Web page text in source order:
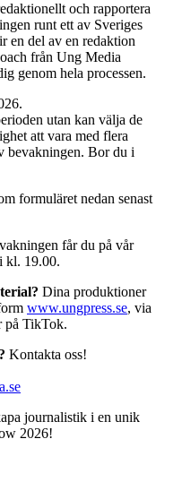
och rapportera
runt ett av Sveriges
en del av en redaktion
från Ung Media
genom hela processen.
utan kan välja de
att vara med flera
bevakningen. Bor du i
formuläret nedan senast
får du på vår
kl. 19.00.
Dina produktioner
www.ungpress.se, via
på TikTok.
Kontakta oss!
journalistik i en unik
2026!